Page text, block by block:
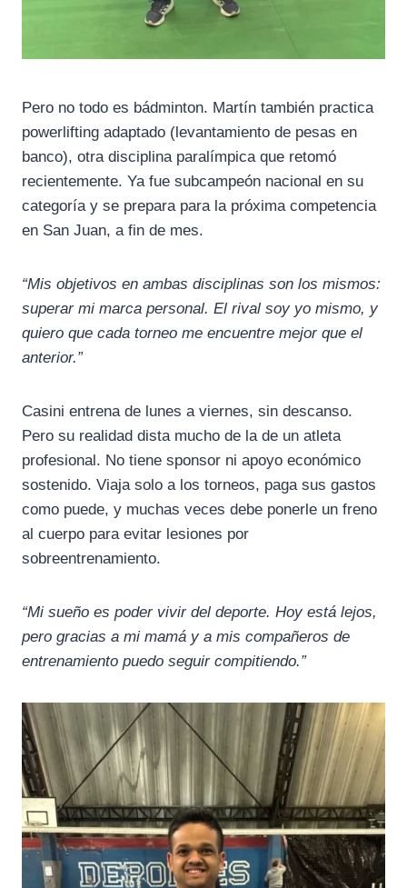
Pero no todo es bádminton. Martín también practica
powerlifting adaptado (levantamiento de pesas en
banco), otra disciplina paralímpica que retomó
recientemente. Ya fue subcampeón nacional en su
categoría y se prepara para la próxima competencia
en San Juan, a fin de mes.
“Mis objetivos en ambas disciplinas son los mismos:
superar mi marca personal. El rival soy yo mismo, y
quiero que cada torneo me encuentre mejor que el
anterior.”
Casini entrena de lunes a viernes, sin descanso.
Pero su realidad dista mucho de la de un atleta
profesional. No tiene sponsor ni apoyo económico
sostenido. Viaja solo a los torneos, paga sus gastos
como puede, y muchas veces debe ponerle un freno
al cuerpo para evitar lesiones por
sobreentrenamiento.
“Mi sueño es poder vivir del deporte. Hoy está lejos,
pero gracias a mi mamá y a mis compañeros de
entrenamiento puedo seguir compitiendo.”